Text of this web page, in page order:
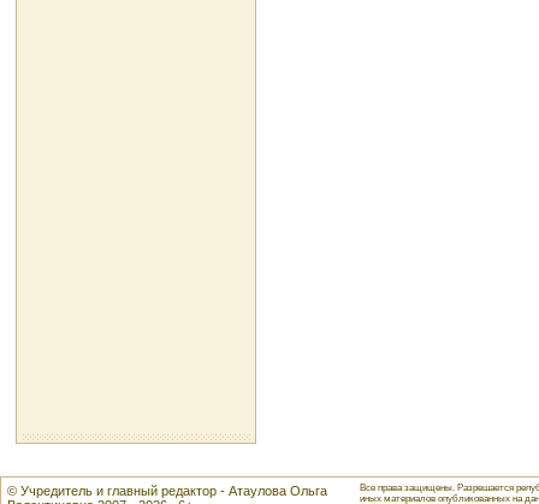
© Учредитель и главный редактор - Атаулова Ольга
Все права защищены. Разрешается
иных материалов опубликованных на